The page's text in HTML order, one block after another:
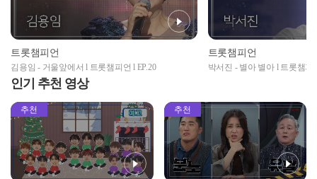
트롯챔피언
김용임 - 거울앞에서 l 트롯챔피언 l EP.20
트롯챔피언
박서진 - 별아 별아 l 트롯챔피
인기 추천 영상
추천 추천